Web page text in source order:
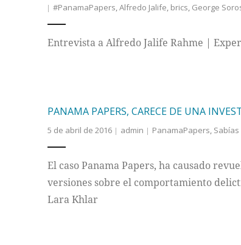
#PanamaPapers,Alfredo Jalife, brics, George
Entrevista a Alfredo Jalife Rahme |
PANAMA PAPERS, CARECE DE UNA
5 de abril de 2016 admin PanamaPapers,
El caso Panama Papers, ha causado
versiones sobre el comportamiento
Lara Khlar